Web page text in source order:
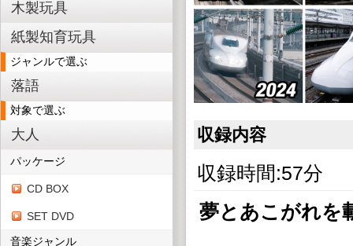
木製玩具
紙製知育玩具
ジャンルで選ぶ
落語
対象で選ぶ
大人
パッケージ
CD BOX
SET DVD
音楽ジャンル
収録内容
収録時間:57分
夢とあこがれを